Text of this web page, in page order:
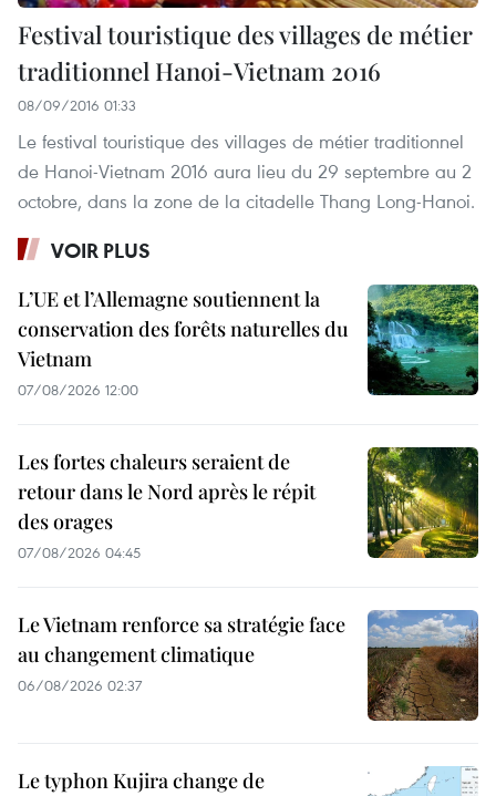
Festival touristique des villages de métier
traditionnel Hanoi-Vietnam 2016
08/09/2016 01:33
Le festival touristique des villages de métier traditionnel
de Hanoi-Vietnam 2016 aura lieu du 29 septembre au 2
octobre, dans la zone de la citadelle Thang Long-Hanoi.
VOIR PLUS
L’UE et l’Allemagne soutiennent la
conservation des forêts naturelles du
Vietnam
07/08/2026 12:00
Les fortes chaleurs seraient de
retour dans le Nord après le répit
des orages
07/08/2026 04:45
Le Vietnam renforce sa stratégie face
au changement climatique
06/08/2026 02:37
Le typhon Kujira change de